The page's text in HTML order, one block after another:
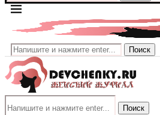
Поиск
Поиск